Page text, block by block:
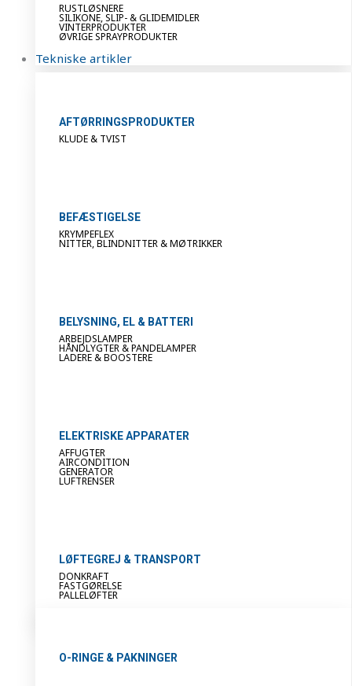
RUSTLØSNERE
SILIKONE, SLIP- & GLIDEMIDLER
VINTERPRODUKTER
ØVRIGE SPRAYPRODUKTER
Tekniske artikler
AFTØRRINGSPRODUKTER
KLUDE & TVIST
BEFÆSTIGELSE
KRYMPEFLEX
NITTER, BLINDNITTER & MØTRIKKER
BELYSNING, EL & BATTERI
ARBEJDSLAMPER
HÅNDLYGTER & PANDELAMPER
LADERE & BOOSTERE
ELEKTRISKE APPARATER
AFFUGTER
AIRCONDITION
GENERATOR
LUFTRENSER
LØFTEGREJ & TRANSPORT
DONKRAFT
FASTGØRELSE
PALLELØFTER
O-RINGE & PAKNINGER